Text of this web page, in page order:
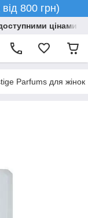
від 800 грн)
цінами
Parfums для жінок